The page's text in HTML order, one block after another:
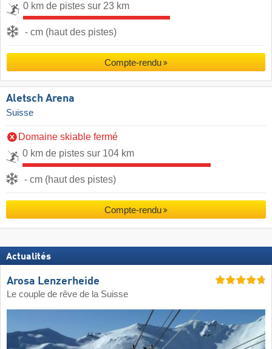
0 km de pistes sur 23 km
- cm (haut des pistes)
Compte-rendu
Aletsch Arena
Suisse
Domaine skiable fermé
0 km de pistes sur 104 km
- cm (haut des pistes)
Compte-rendu
Actualités
Arosa Lenzerheide
Le couple de rêve de la Suisse